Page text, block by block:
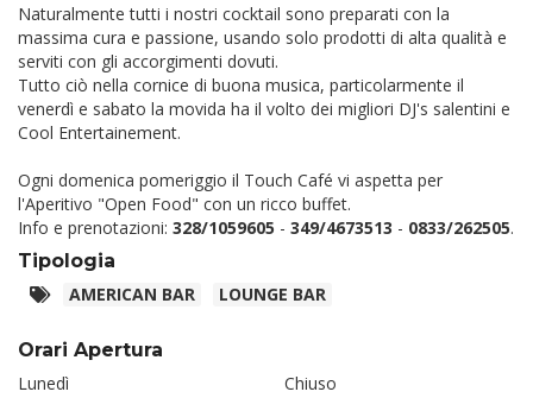
Naturalmente tutti i nostri cocktail sono preparati con la
massima cura e passione, usando solo prodotti di alta qualità e
serviti con gli accorgimenti dovuti.
Tutto ciò nella cornice di buona musica, particolarmente il
venerdì e sabato la movida ha il volto dei migliori DJ's salentini e
Cool Entertainement.
Ogni domenica pomeriggio il Touch Café vi aspetta per
l'Aperitivo "Open Food" con un ricco buffet.
Info e prenotazioni: 328/1059605 - 349/4673513 - 0833/262505.
Tipologia
AMERICAN BAR
LOUNGE BAR
Orari Apertura
Lunedì
Chiuso